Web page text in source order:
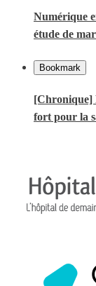
Numérique
étude de
Bookmark
[Chronique]
fort pour la